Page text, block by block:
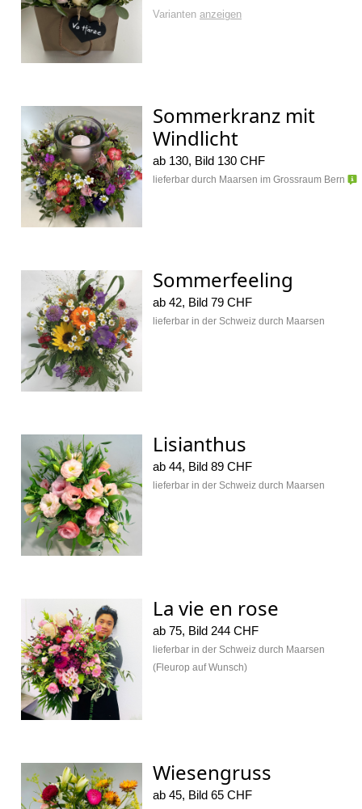
Varianten anzeigen
Sommerkranz mit
Windlicht
ab 130, Bild 130 CHF
lieferbar durch Maarsen im Grossraum Bern
Sommerfeeling
ab 42, Bild 79 CHF
lieferbar in der Schweiz durch Maarsen
Lisianthus
ab 44, Bild 89 CHF
lieferbar in der Schweiz durch Maarsen
La vie en rose
ab 75, Bild 244 CHF
lieferbar in der Schweiz durch Maarsen
(Fleurop auf Wunsch)
Wiesengruss
ab 45, Bild 65 CHF